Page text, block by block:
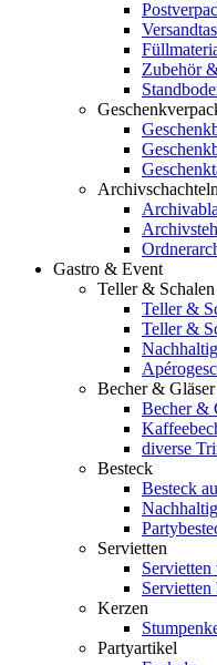
Zubehör
Archivschachteln
Gastro & Event
Teller & Schalen
Teller &
Teller &
Becher & Gläser
Becher &
diverse
Besteck
Besteck
Servietten
Servietten
Kerzen
Partyartikel